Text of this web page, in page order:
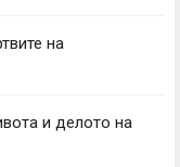
на
и делото на